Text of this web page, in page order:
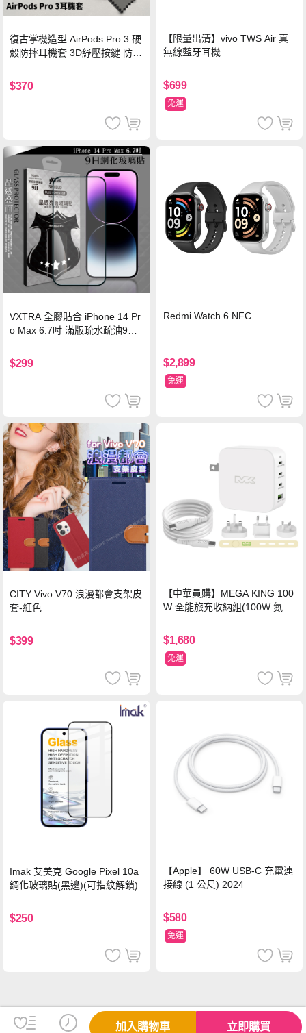
復古掌機造型 AirPods Pro 3 硬
殼防摔耳機套 3D紓壓按鍵 防開
$370
【限量出清】vivo TWS Air 真
無線藍牙耳機
$699
免運
VXTRA 全膠貼合 iPhone 14 Pr
o Max 6.7吋 滿版疏水疏油9H
$299
Redmi Watch 6 NFC
$2,899
免運
CITY Vivo V70 浪漫都會支架皮
套-紅色
$399
【中華員購】MEGA KING 100
W 全能旅充收納組(100W 氮化
萬國轉接器)
$1,680
免運
Imak 艾美克 Google Pixel 10a
鋼化玻璃貼(黑邊)(可指紋解鎖)
$250
【Apple】 60W USB-C 充電連
接線 (1 公尺) 2024
$580
免運
加入購物車 立即購買